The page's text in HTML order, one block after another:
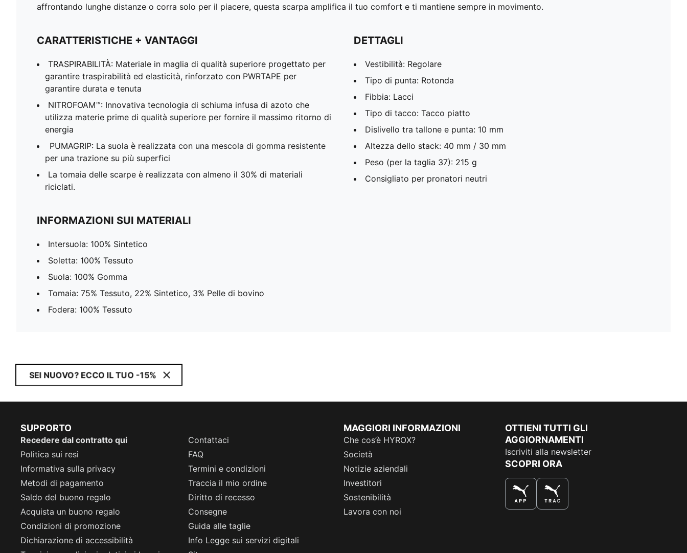
affrontando lunghe distanze o corra solo per il piacere, questa scarpa amplifica il tuo comfort e ti mantiene sempre in movimento.
CARATTERISTICHE + VANTAGGI
TRASPIRABILITÀ: Materiale in maglia di qualità superiore progettato per
garantire traspirabilità ed elasticità, rinforzato con PWRTAPE per
garantire durata e tenuta
NITROFOAM™: Innovativa tecnologia di schiuma infusa di azoto che
utilizza materie prime di qualità superiore per fornire il massimo ritorno di
energia
PUMAGRIP: La suola è realizzata con una mescola di gomma resistente
per una trazione su più superfici
La tomaia delle scarpe è realizzata con almeno il 30% di materiali
riciclati.
DETTAGLI
Vestibilità: Regolare
Tipo di punta: Rotonda
Fibbia: Lacci
Tipo di tacco: Tacco piatto
Dislivello tra tallone e punta: 10 mm
Altezza dello stack: 40 mm / 30 mm
Peso (per la taglia 37): 215 g
Consigliato per pronatori neutri
INFORMAZIONI SUI MATERIALI
Intersuola: 100% Sintetico
Soletta: 100% Tessuto
Suola: 100% Gomma
Tomaia: 75% Tessuto, 22% Sintetico, 3% Pelle di bovino
Fodera: 100% Tessuto
SEI NUOVO? ECCO IL TUO -15%
SUPPORTO
Recedere dal contratto qui
Contattaci
Politica sui resi
FAQ
Informativa sulla privacy
Termini e condizioni
Metodi di pagamento
Traccia il mio ordine
Saldo del buono regalo
Diritto di recesso
Acquista un buono regalo
Consegne
Condizioni di promozione
Guida alle taglie
Dichiarazione di accessibilità
Info Legge sui servizi digitali
MAGGIORI INFORMAZIONI
Che cos’è HYROX?
Società
Notizie aziendali
Investitori
Sostenibilità
Lavora con noi
OTTIENI TUTTI GLI
AGGIORNAMENTI
Iscriviti alla newsletter
SCOPRI ORA